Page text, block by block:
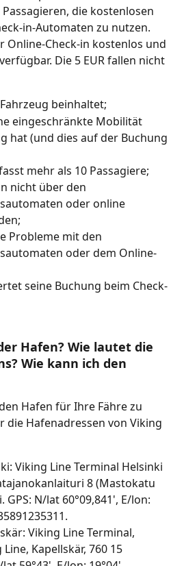
die kostenlosen
in-Automaten zu nutzen.
Online-Check-in kostenlos und
Die 5 EUR fallen nicht
beinhaltet;
eingeschränkte Mobilität
hat (und dies auf der Buchung
mehr als 10 Passagiere;
nicht über den
oder online
Probleme mit den
oder dem Online-
seine Buchung beim Check-
Hafen? Wie lautet die
Wie kann ich den
Hafen für Ihre Fähre zu
die Hafenadressen von Viking
Viking Line Terminal Helsinki
8 (Mastokatu
GPS: N/lat 60°09,841', E/lon:
Viking Line Terminal,
Kapellskär, 760 15